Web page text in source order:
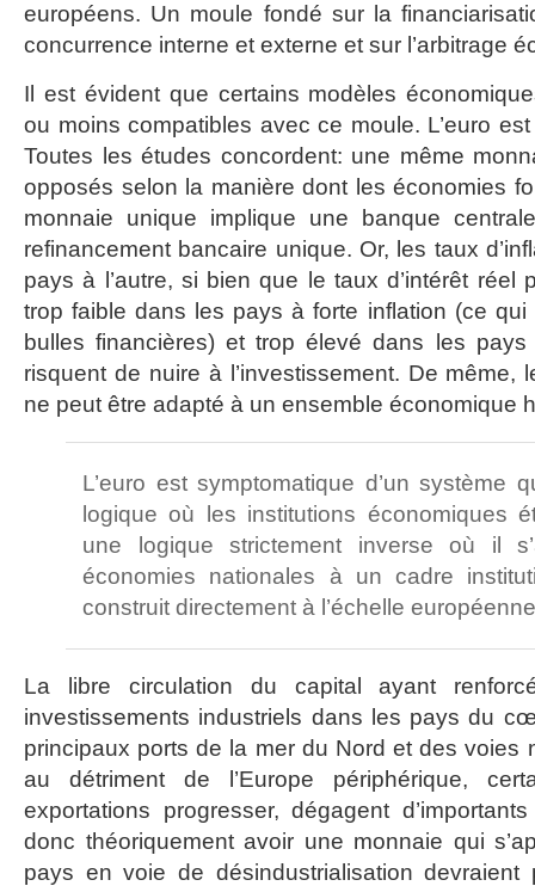
européens. Un moule fondé sur la
concurrence interne et externe et sur l’arbitrage
Il est évident que certains modèles
ou moins compatibles avec ce moule. L’euro
Toutes les études concordent: une même
opposés selon la manière dont les économies
monnaie unique implique une banque
refinancement bancaire unique. Or, les taux
pays à l’autre, si bien que le taux d’intérêt réel
trop faible dans les pays à forte inflation (ce
bulles financières) et trop élevé dans les
risquent de nuire à l’investissement. De même,
ne peut être adapté à un ensemble économique
L’euro est symptomatique d’un système
logique où les institutions économiques
une logique strictement inverse où il
économies nationales à un cadre
construit directement à l’échelle
La libre circulation du capital ayant
investissements industriels dans les pays du
principaux ports de la mer du Nord et des voies
au détriment de l’Europe périphérique,
exportations progresser, dégagent
donc théoriquement avoir une monnaie qui
pays en voie de désindustrialisation devraient